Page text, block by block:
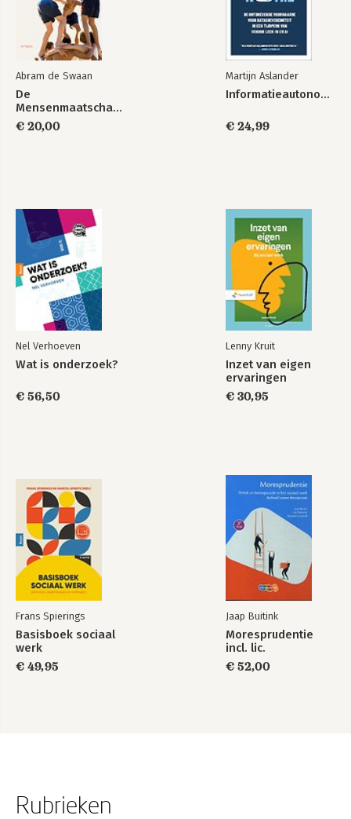
-De terugstoot: ressentiment onder mannen
De oorlog tegen de vrouwen door jihadisten en rechtsisten
-Fanatisering
-Jihad: vrouwenvernietiging door IS en gelijkgezinden
-Marianismo enn machismo in katholiek Latijns-Amerika
-Ultraorthodoxe joden
Noten
Namenregister
Abram de Swaan
De
Mensenmaatschappij
€ 20,00
Martijn Aslander
Informatieautonomie
€ 24,99
Nel Verhoeven
Wat is onderzoek?
€ 56,50
Lenny Kruit
Inzet van eigen
ervaringen
€ 30,95
Frans Spierings
Basisboek sociaal
werk
€ 49,95
Jaap Buitink
Moresprudentie
incl. lic.
€ 52,00
Rubrieken